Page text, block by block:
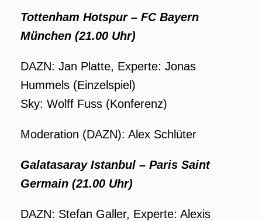
Tottenham Hotspur – FC Bayern
München (21.00 Uhr)
DAZN: Jan Platte, Experte: Jonas
Hummels (Einzelspiel)
Sky: Wolff Fuss (Konferenz)
Moderation (DAZN): Alex Schlüter
Galatasaray Istanbul – Paris Saint
Germain (21.00 Uhr)
DAZN: Stefan Galler, Experte: Alexis